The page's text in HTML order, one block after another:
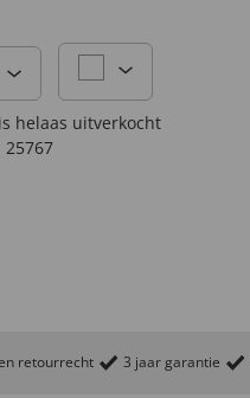
helaas uitverkocht
25767
retourrecht 3 jaar garantie